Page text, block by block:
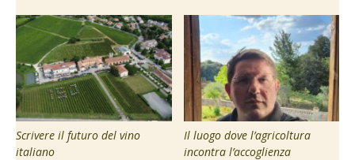
Scrivere il futuro del vino
italiano
Il luogo dove l’agricoltura
incontra l’accoglienza